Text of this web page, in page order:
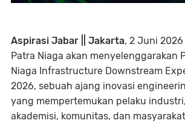
Aspirasi Jabar || Jakarta, 2 Juni 2026
Patra Niaga akan menyelenggarakan
Niaga Infrastructure Downstream
2026, sebuah ajang inovasi
yang mempertemukan pelaku
akademisi, komunitas, dan